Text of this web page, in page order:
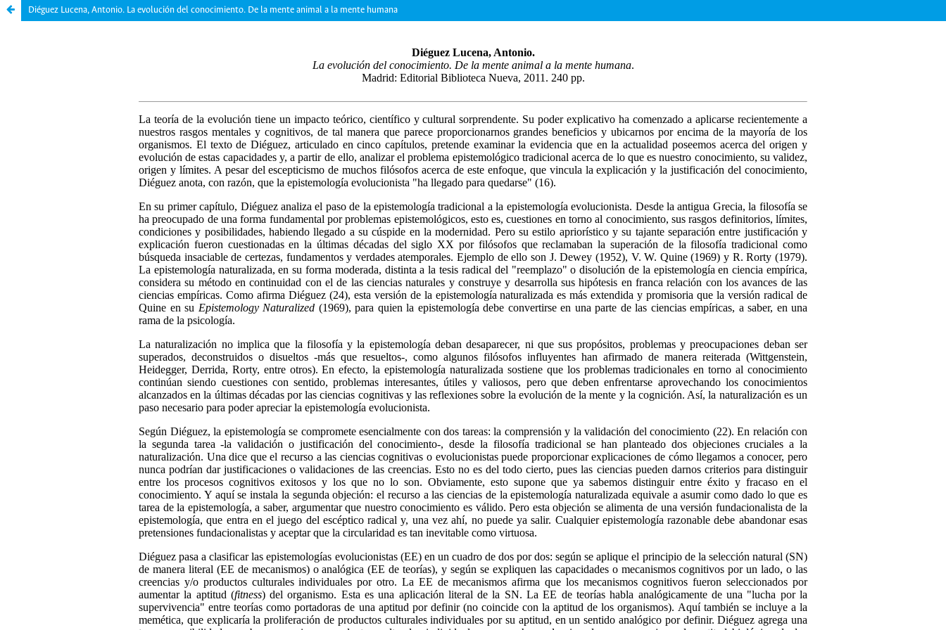
Diéguez Lucena, Antonio. La evolución del conocimiento. De la mente animal a la mente humana